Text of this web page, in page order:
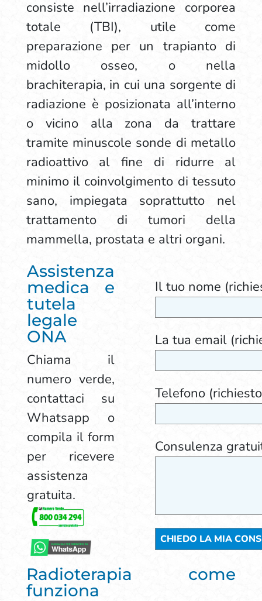
consiste nell’irradiazione corporea
totale (TBI), utile come
preparazione per un trapianto di
midollo osseo, o nella
brachiterapia, in cui una sorgente di
radiazione è posizionata all’interno
o vicino alla zona da trattare
tramite minuscole sonde di metallo
radioattivo al fine di ridurre al
minimo il coinvolgimento di tessuto
sano, impiegata soprattutto nel
trattamento di tumori della
mammella, prostata e altri organi.
Assistenza
medica e
tutela
legale
ONA
Chiama il
numero verde,
contattaci su
Whatsapp o
compila il form
per ricevere
assistenza
gratuita.
Il tuo nome
La tua email
Telefono
Consulenza
Radioterapia come
funziona